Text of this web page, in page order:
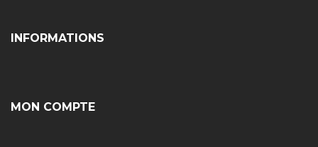
INFORMATIONS
MON COMPTE